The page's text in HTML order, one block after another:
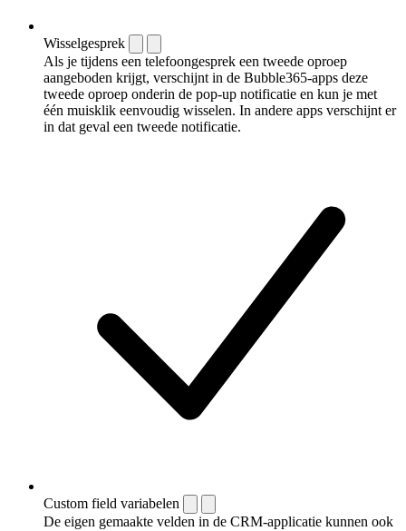
Wisselgesprek
Als je tijdens een telefoongesprek een tweede oproep
aangeboden krijgt, verschijnt in de Bubble365-apps deze
tweede oproep onderin de pop-up notificatie en kun je met
één muisklik eenvoudig wisselen. In andere apps verschijnt er
in dat geval een tweede notificatie.
Custom field variabelen
De eigen gemaakte velden in de CRM-applicatie kunnen ook